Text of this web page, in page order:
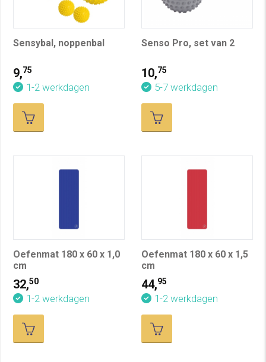
Sensybal, noppenbal
9,75
1-2 werkdagen
Senso Pro, set van 2
10,75
5-7 werkdagen
Oefenmat 180 x 60 x 1,0
cm
32,50
1-2 werkdagen
Oefenmat 180 x 60 x 1,5
cm
44,95
1-2 werkdagen